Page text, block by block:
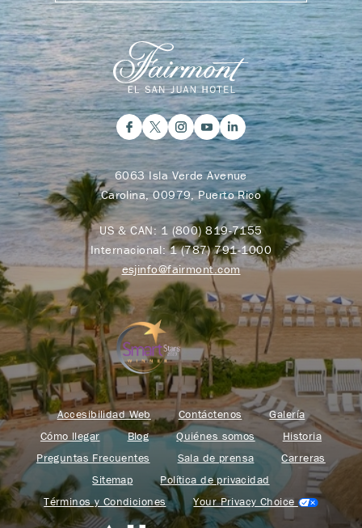
6063 Isla Verde Avenue
Carolina, 00979, Puerto Rico
US & CAN: 1 (800) 819-7155
Internacional:1 (787) 791-1000
esjinfo@fairmont.com
Accesibilidad Web Contáctenos
Galería
Cómo llegar
Blog Quiénes somos
Historia
Preguntas Frecuentes
Sala de prensa
Carreras
Sitemap
Política de privacidad
Términos y Condiciones
Your Privacy Choice